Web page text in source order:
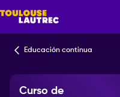
Educación continua
Curso de